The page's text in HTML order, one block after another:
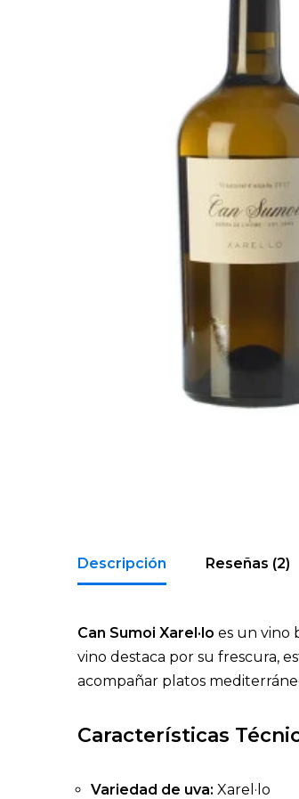
Descripción Reseñas (2)
Can Sumoi Xarel·lo es un vino
vino destaca por su frescura,
acompañar platos
Características
Variedad de uva: Xarel·lo